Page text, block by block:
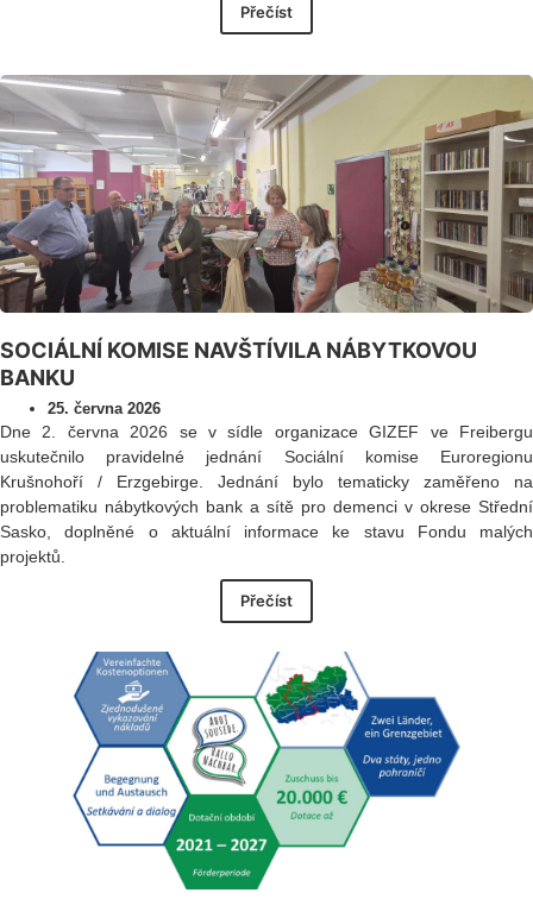
Přečíst
SOCIÁLNÍ KOMISE NAVŠTÍVILA NÁBYTKOVOU
BANKU
25. června 2026
Dne 2. června 2026 se v sídle organizace GIZEF ve Freibergu
uskutečnilo pravidelné jednání Sociální komise Euroregionu
Krušnohoří / Erzgebirge. Jednání bylo tematicky zaměřeno na
problematiku nábytkových bank a sítě pro demenci v okrese Střední
Sasko, doplněné o aktuální informace ke stavu Fondu malých
projektů.
Přečíst